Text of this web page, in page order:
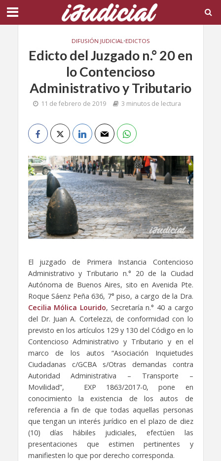
DIFUSIÓN JUDICIAL•EDICTOS
Edicto del Juzgado n.° 20 en
lo Contencioso
Administrativo y Tributario
11 de febrero de 2019 3 minutos de lectura
El juzgado de Primera Instancia Contencioso
Administrativo y Tributario n.° 20 de la Ciudad
Autónoma de Buenos Aires, sito en Avenida Pte.
Roque Sáenz Peña 636, 7° piso, a cargo de la Dra.
Cecilia Mólica Lourido, Secretaría n.° 40 a cargo
del Dr. Juan A. Cortelezzi, de conformidad con lo
previsto en los artículos 129 y 130 del Código en lo
Contencioso Administrativo y Tributario y en el
marco de los autos “Asociación Inquietudes
Ciudadanas c/GCBA s/Otras demandas contra
Autoridad Administrativa – Transporte –
Movilidad”, EXP 1863/2017-0, pone en
conocimiento la existencia de los autos de
referencia a fin de que todas aquellas personas
que tengan un interés jurídico en el plazo de diez
(10) días hábiles judiciales, efectúen las
presentaciones que estimen pertinentes y
manifiesten lo que por derecho corresponda.